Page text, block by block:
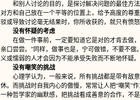
和别人讨论的目的，是探讨解决问题的最佳方法
对方和自己放在一个平等的位置上，给予高度的尊
驳或导致讨论毫无结果时，你所收获的，就只有愤怒
没有怀疑的考虑
在做一件事前，一定要知道它是对的才肯去做，
亲口尝尝。”同样，做事也是，宁可做错，不要不
义或懦弱的人才会因为不能承受失败而不断地怀疑。
没有嘲笑的挑战
心理学认为，一般来说，所有挑战都是带有敌意
休。而挑战时自我内心的傲慢，常常让人把“嘲笑”
一种哲学家的幽默感，把挑战看成善意的合作，不